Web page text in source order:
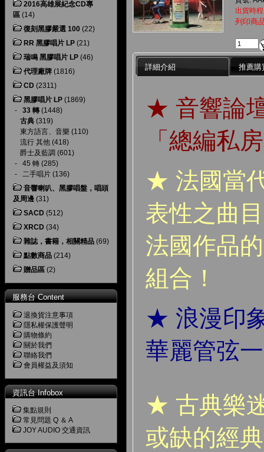
2016高雄展紀念CD專
區 (14)
復刻黑膠嚴選 100 (22)
RR 黑膠唱片 LP (21)
瑞鳴 黑膠唱片 LP (46)
代理廠牌 (1816)
CD (2311)
黑膠唱片 LP (1869)
- 33 轉 (1448)
古典 (319)
東方語言、音樂 (110)
流行 其他 (418)
爵士及藍調 (601)
- 45 轉 (285)
- 二手唱片 (136)
音響喇叭、黑膠唱盤，唱頭
及周邊 (31)
SACD (512)
XRCD (34)
雜誌，書籍，相關精品 (69)
點數商品 (214)
贈品區 (2)
服務台 Content
退換貨注意事項
隱私權保護聲明
購物條約
關於我們
聯絡我們
會員權益及須知
資訊台 Infobox
集點規則
常見問題 Q ＆ A
JOY AUDIO 交通資訊
出貨時
列印商
詳細介紹 推薦購
★ 音響論
「總編私
★ 法國當
表性之曲
法國作品
組合！
★ 浪漫印
華麗管弦
★ 古典樂
或缺的經